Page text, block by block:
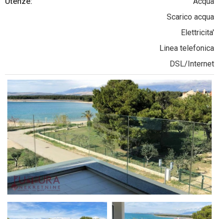
Scarico acqua
Elettricita'
Linea telefonica
DSL/Internet